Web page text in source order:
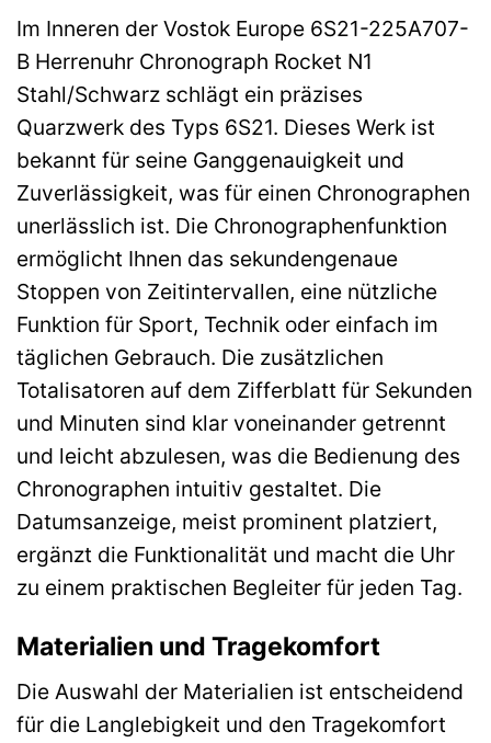
Im Inneren der Vostok Europe 6S21-225A707-
B Herrenuhr Chronograph Rocket N1
Stahl/Schwarz schlägt ein präzises
Quarzwerk des Typs 6S21. Dieses Werk ist
bekannt für seine Ganggenauigkeit und
Zuverlässigkeit, was für einen Chronographen
unerlässlich ist. Die Chronographenfunktion
ermöglicht Ihnen das sekundengenaue
Stoppen von Zeitintervallen, eine nützliche
Funktion für Sport, Technik oder einfach im
täglichen Gebrauch. Die zusätzlichen
Totalisatoren auf dem Zifferblatt für Sekunden
und Minuten sind klar voneinander getrennt
und leicht abzulesen, was die Bedienung des
Chronographen intuitiv gestaltet. Die
Datumsanzeige, meist prominent platziert,
ergänzt die Funktionalität und macht die Uhr
zu einem praktischen Begleiter für jeden Tag.
Materialien und Tragekomfort
Die Auswahl der Materialien ist entscheidend
für die Langlebigkeit und den Tragekomfort